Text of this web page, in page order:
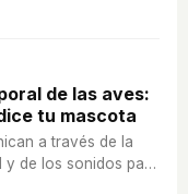
suelen obedecer
de las aves:
tu mascota
a través de la
de los sonidos para
ánimo, si están